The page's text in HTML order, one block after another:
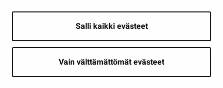
Salli kaikki evästeet
Vain välttämättömät evästeet